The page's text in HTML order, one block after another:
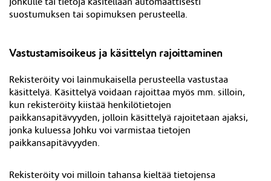
suostumuksen tai sopimuksen perusteella.
Vastustamisoikeus ja käsittelyn rajoittaminen
Rekisteröity voi lainmukaisella perusteella vastustaa
käsittelyä. Käsittelyä voidaan rajoittaa myös mm. silloin,
kun rekisteröity kiistää henkilötietojen
paikkansapitävyyden, jolloin käsittelyä rajoitetaan ajaksi,
jonka kuluessa Johku voi varmistaa tietojen
paikkansapitävyyden.
Rekisteröity voi milloin tahansa kieltää tietojensa